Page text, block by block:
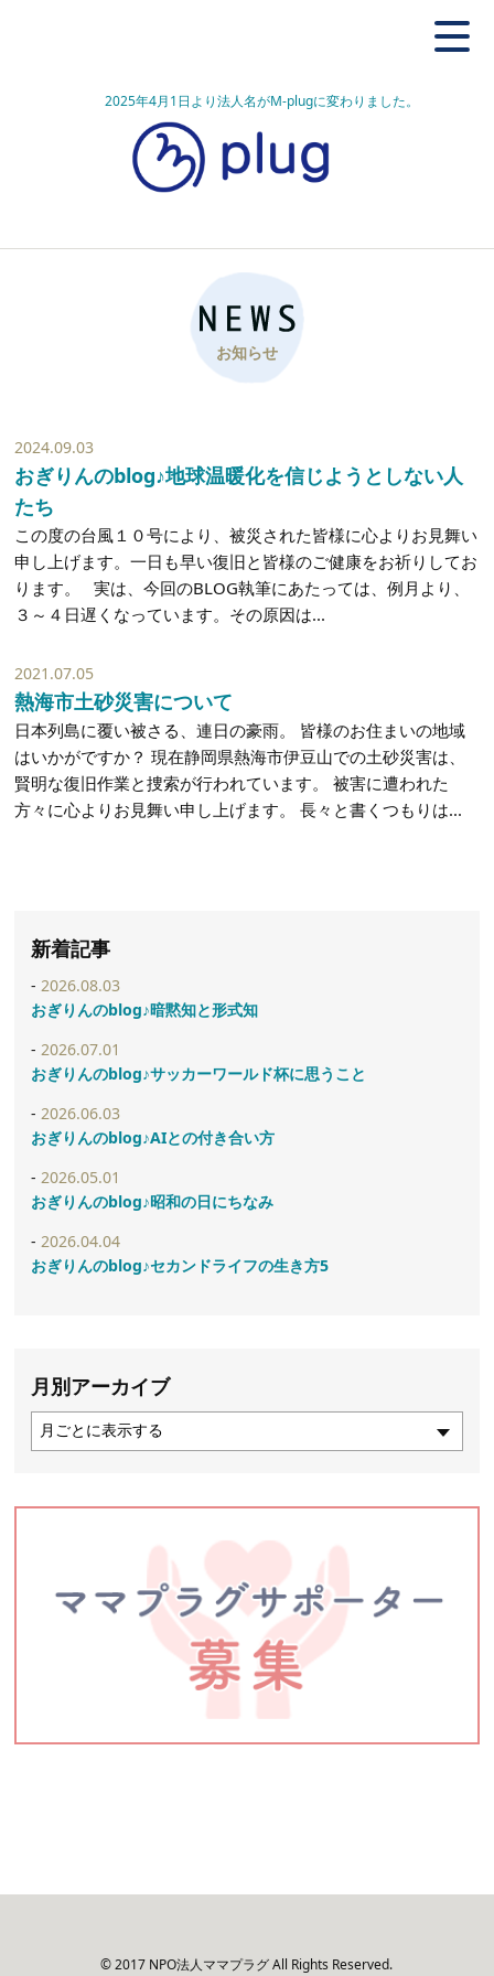
2025年4月1日より法人名がM-plugに変わりました。
お知らせ
2024.09.03
おぎりんのblog♪地球温暖化を信じようとしない人
たち
この度の台風１０号により、被災された皆様に心よりお見舞い
申し上げます。一日も早い復旧と皆様のご健康をお祈りしてお
ります。 実は、今回のBLOG執筆にあたっては、例月より、
３～４日遅くなっています。その原因は...
2021.07.05
熱海市土砂災害について
日本列島に覆い被さる、連日の豪雨。 皆様のお住まいの地域
はいかがですか？ 現在静岡県熱海市伊豆山での土砂災害は、
賢明な復旧作業と捜索が行われています。 被害に遭われた
方々に心よりお見舞い申し上げます。 長々と書くつもりは...
新着記事
2026.08.03
おぎりんのblog♪暗黙知と形式知
2026.07.01
おぎりんのblog♪サッカーワールド杯に思うこと
2026.06.03
おぎりんのblog♪AIとの付き合い方
2026.05.01
おぎりんのblog♪昭和の日にちなみ
2026.04.04
おぎりんのblog♪セカンドライフの生き方5
月別アーカイブ
© 2017 NPO法人ママプラグ All Rights Reserved.